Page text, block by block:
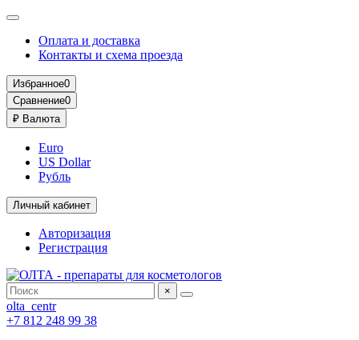
Оплата и доставка
Контакты и схема проезда
Избранное0
Сравнение0
₽ Валюта
Euro
US Dollar
Рубль
Личный кабинет
Авторизация
Регистрация
×
olta_centr
+7 812 248 99 38